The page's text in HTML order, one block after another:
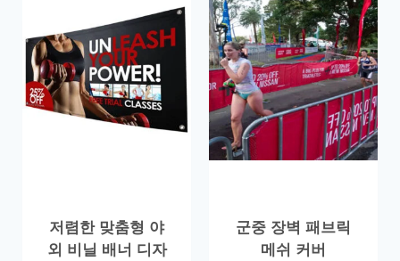
저렴한 맞춤형 야
외 비닐 배너 디자
군중 장벽 패브릭
메쉬 커버